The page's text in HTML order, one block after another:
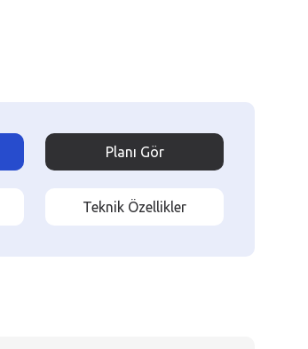
Planı Gör
Teknik Özellikler